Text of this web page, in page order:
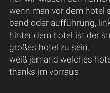
wenn man vor dem hotel
band oder aufführung,
hinter dem hotel ist der
großes hotel zu sein.
weiß jemand welches
thanks im vorraus